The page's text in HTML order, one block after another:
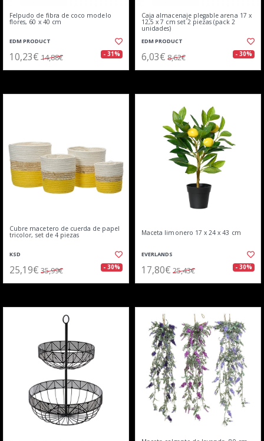
Felpudo de fibra de coco modelo
flores, 60 x 40 cm
EDM PRODUCT
10,23€ 14,88€ - 31%
Caja almacenaje plegable arena 17 x
12,5 x 7 cm set 2 piezas (pack 2
unidades)
EDM PRODUCT
6,03€ 8,62€ - 30%
Cubre macetero de cuerda de papel
tricolor, set de 4 piezas
KSD
25,19€ 35,99€ - 30%
Maceta limonero 17 x 24 x 43 cm
EVERLANDS
17,80€ 25,43€ - 30%